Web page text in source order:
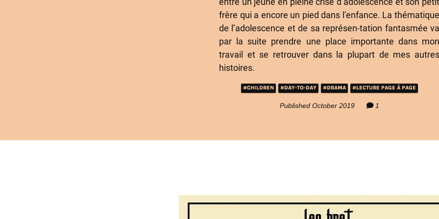
frère qui a encore un pied dans l’enfance. La thématique
de l’adolescence et de sa représen-tation fantasmée va
par la suite prendre une place importante dans mon
travail et se retrouver dans la plupart de mes autres
histoires.
#CHILDREN #DAY-TO-DAY #DRAMA #LECTURE PAGE À PAGE
Published October 2019 1